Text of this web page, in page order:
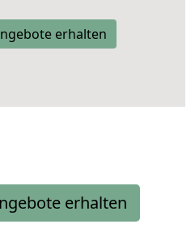
erhalten
erhalten